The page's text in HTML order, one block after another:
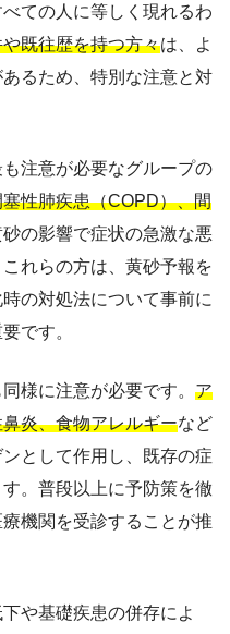
ての人に等しく現れるわ
既往歴を持つ方々は、よ
るため、特別な注意と対
も注意が必要なグループの
性肺疾患（COPD）、間
の影響で症状の急激な悪
れらの方は、黄砂予報を
の対処法について事前に
です。
同様に注意が必要です。 ア
炎、食物アレルギーなど
として作用し、既存の症
。普段以上に予防策を徹
機関を受診することが推
や基礎疾患の併存によ